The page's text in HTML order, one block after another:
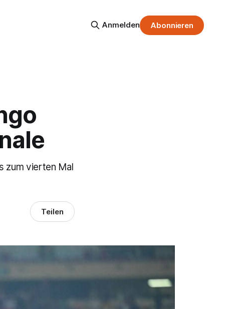
Anmelden Abonnieren
zum vierten Mal
Teilen